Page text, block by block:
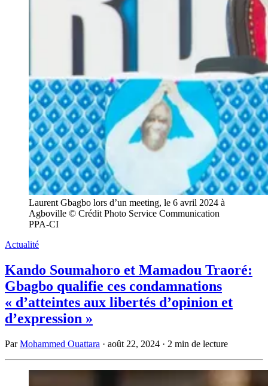
Laurent Gbagbo lors d’un meeting, le 6 avril 2024 à
Agboville © Crédit Photo Service Communication
PPA-CI
Actualité
Kando Soumahoro et Mamadou Traoré:
Gbagbo qualifie ces condamnations
« d’atteintes aux libertés d’opinion et
d’expression »
ParMohammed Ouattara · août 22, 2024 · 2 min de lecture